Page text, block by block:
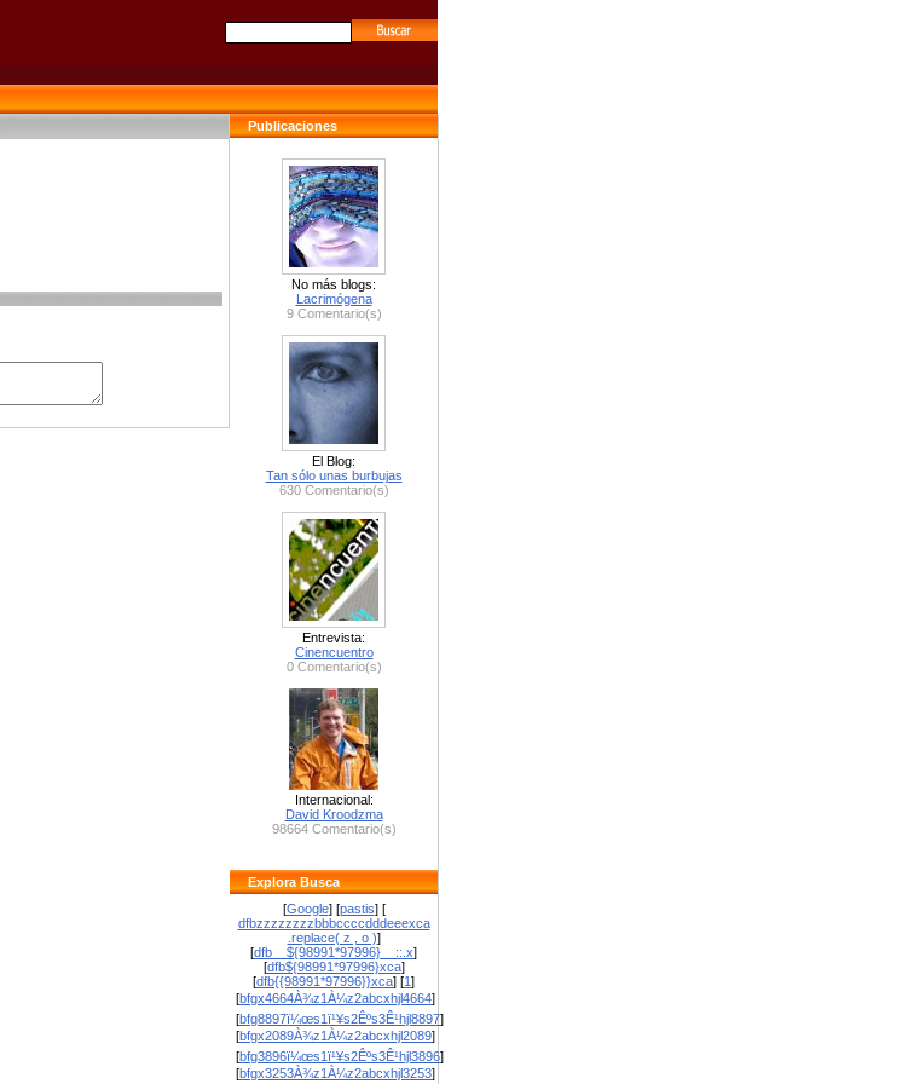
Publicaciones
No más blogs:
Lacrimógena
9 Comentario(s)
El Blog:
Tan sólo unas burbujas
630 Comentario(s)
Entrevista:
Cinencuentro
0 Comentario(s)
Internacional:
David Kroodzma
98664 Comentario(s)
Explora Busca
[Google] [pastis] [
dfbzzzzzzzzbbbccccdddeeexca
.replace( z , o )]
[dfb__${98991*97996}__::.x]
[dfb${98991*97996}xca]
[dfb{{98991*97996}}xca] [1]
[bfgx4664À¾z1À¼z2abcxhjl4664]
[bfg8897ï¼œs1ï¹¥s2Êºs3Ê¹hjl8897]
[bfgx2089À¾z1À¼z2abcxhjl2089]
[bfg3896ï¼œs1ï¹¥s2Êºs3Ê¹hjl3896]
[bfgx3253À¾z1À¼z2abcxhjl3253]